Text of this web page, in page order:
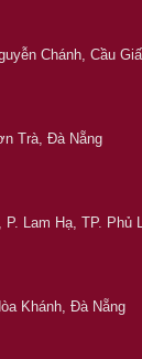
Chánh, Cầu
Trà, Đà Nẵng
Lam Hạ, TP. Phủ
Khánh, Đà Nẵng